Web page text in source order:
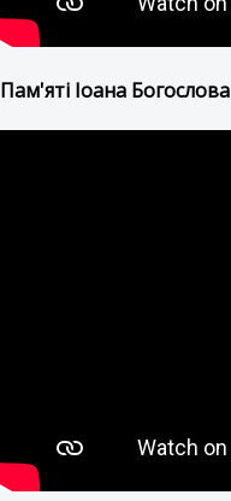
Пам'яті Іоана Богослова